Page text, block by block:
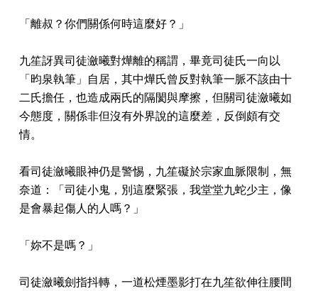
「離叔？你們關係何時這麼好？」
九笙訝異司徒瀲曦對燁離的稱謂，畢竟司徒氏一向以
「昀泉執筆」自居，其中燁氏曾反對執筆一脈不該由十
二氏擔任，也造成兩氏的隔閡與摩擦，但關司徒瀲曦如
今態度，關係非但沒有外界說的這麼差，反倒頗有交
情。
看司徒瀲曦眼神仍是警惕，九笙礙於宗家血脈限制，無
奈道：「司徒小鬼，別這麼緊張，我堂堂九蛇少主，像
是會暴起傷人的人嗎？」
「妳不是嗎？」
司徒瀲曦劍指抖轉，一道松煙墨影打在九笙欲伸往腰間